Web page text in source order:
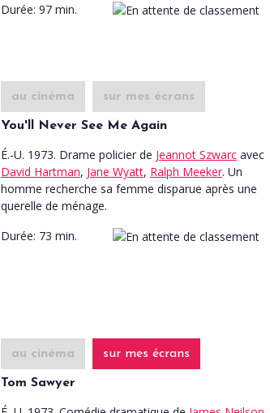
Durée: 97 min.
au cinéma sur mes écrans
You'll Never See Me Again
É.-U. 1973. Drame policier de Jeannot Szwarc avec
David Hartman, Jane Wyatt, Ralph Meeker. Un
homme recherche sa femme disparue après une
querelle de ménage.
Durée: 73 min.
au cinéma sur mes écrans
Tom Sawyer